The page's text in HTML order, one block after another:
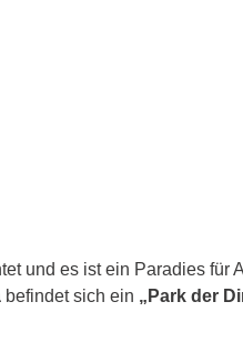
und es ist ein Paradies für
befindet sich ein „Park der